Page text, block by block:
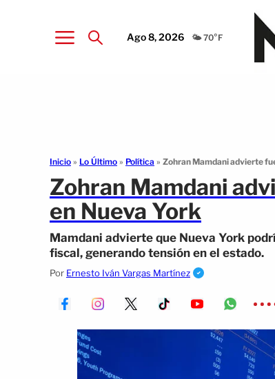
Ago 8, 2026 🌤️ 70°F
Inicio » Lo Último » Política » Zohran Mamdani advierte
Zohran Mamdani
en Nueva York
Mamdani advierte que Nueva York
fiscal, generando tensión en el estado.
Por Ernesto Iván Vargas Martínez